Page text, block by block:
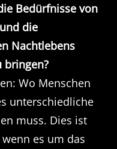
Bedürfnisse von
die
Nachtlebens
bringen?
Wo Menschen
unterschiedliche
muss. Dies ist
es um das